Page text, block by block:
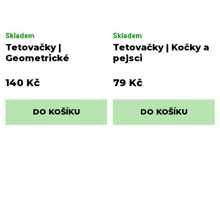
Tetovačky |
Geometrické
Skladem
140 Kč
DO KOŠÍKU
Tetovačky | Kočky a
pejsci
Skladem
79 Kč
DO KOŠÍKU